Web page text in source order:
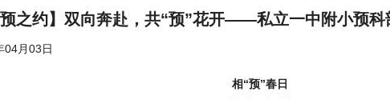
预之约】双向奔赴，共“预”花开——私立一中附小预
04月03日
相“预”春日